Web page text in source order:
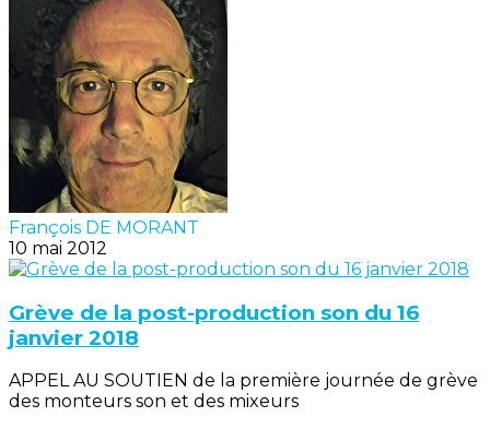
François DE MORANT
10 mai 2012
Grève de la post-production son du 16
janvier 2018
APPEL AU SOUTIEN de la première journée de grève
des monteurs son et des mixeurs